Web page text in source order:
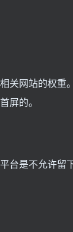
关网站的权重
屏的。
台是不允许留